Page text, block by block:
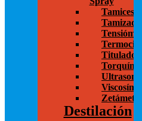
Tamices
Titulador
Zetámetro
Destilación